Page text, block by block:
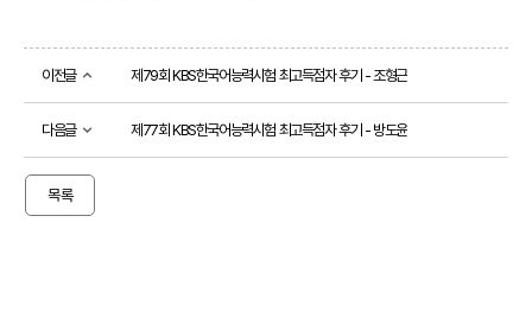
정
도
서
험
소
개
평
가
이전글 제79회 KBS한국어능력시험 최고득점자 후기 - 조형근
다음글 제77회 KBS한국어능력시험 최고득점자 후기 - 방도윤
목록